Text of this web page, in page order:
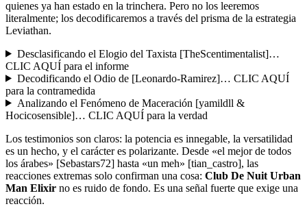
quienes ya han estado en la trinchera. Pero no los leeremos
literalmente; los decodificaremos a través del prisma de la estrategia
Leviathan.
Desclasificando el Elogio del Taxista [TheScentimentalist]…
CLIC AQUÍ para el informe
Decodificando el Odio de [Leonardo-Ramirez]… CLIC AQUÍ
para la contramedida
Analizando el Fenómeno de Maceración [yamildll &
Hocicosensible]… CLIC AQUÍ para la verdad
Los testimonios son claros: la potencia es innegable, la versatilidad
es un hecho, y el carácter es polarizante. Desde «el mejor de todos
los árabes» [Sebastars72] hasta «un meh» [tian_castro], las
reacciones extremas solo confirman una cosa: Club De Nuit Urban
Man Elixir no es ruido de fondo. Es una señal fuerte que exige una
reacción.